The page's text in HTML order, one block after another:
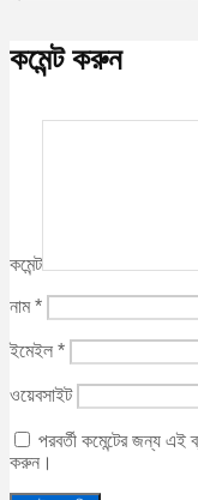
কমেন্ট করুন
কমেন্ট
নাম*
ইমেইল *
ওয়েবসাইট
পরবর্তী কমেন্টের জন্য এই
করুন।